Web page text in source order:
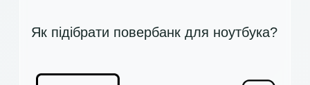
Як підібрати повербанк для ноутбука?